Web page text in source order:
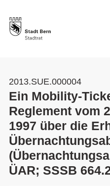
2013.SUE.000004
Ein Mobility-
Reglement vom
1997 über die
ÜAR; SSSB